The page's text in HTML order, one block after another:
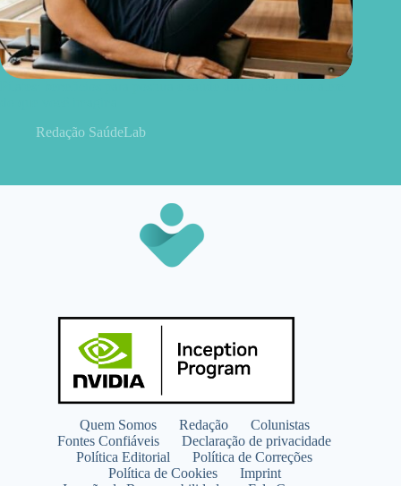
Redação SaúdeLab
Quem Somos Redação
Colunistas
Fontes Confiáveis
Declaração de privacidade
Política Editorial
Política de Correções
Política de Cookies
Imprint